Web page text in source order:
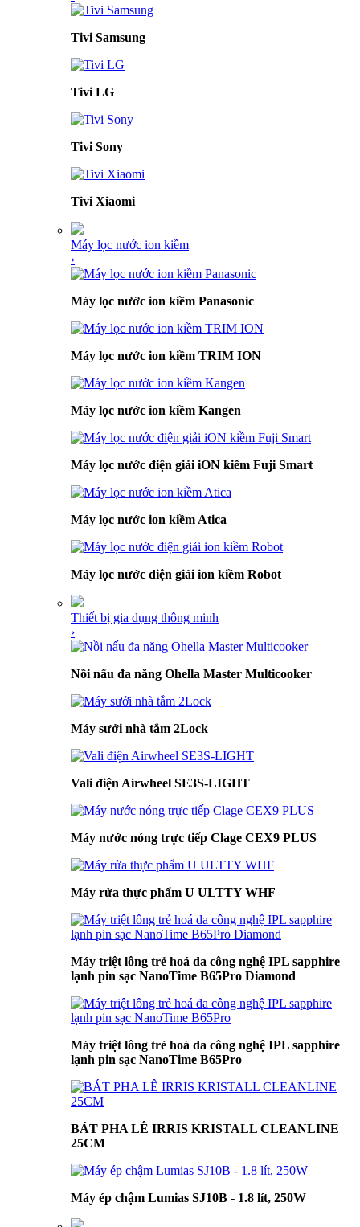
Tivi Samsung
Tivi LG
Tivi Sony
Tivi Xiaomi
Máy lọc nước ion kiềm
›
Máy lọc nước ion kiềm Panasonic
Máy lọc nước ion kiềm TRIM ION
Máy lọc nước ion kiềm Kangen
Máy lọc nước điện giải iON kiềm Fuji Smart
Máy lọc nước ion kiềm Atica
Máy lọc nước điện giải ion kiềm Robot
Thiết bị gia dụng thông minh
›
Nồi nấu đa năng Ohella Master Multicooker
Máy sưởi nhà tắm 2Lock
Vali điện Airwheel SE3S-LIGHT
Máy nước nóng trực tiếp Clage CEX9 PLUS
Máy rửa thực phẩm U ULTTY WHF
Máy triệt lông trẻ hoá da công nghệ IPL sapphire
lạnh pin sạc NanoTime B65Pro Diamond
Máy triệt lông trẻ hoá da công nghệ IPL sapphire
lạnh pin sạc NanoTime B65Pro
BÁT PHA LÊ IRRIS KRISTALL CLEANLINE
25CM
Máy ép chậm Lumias SJ10B - 1.8 lít, 250W